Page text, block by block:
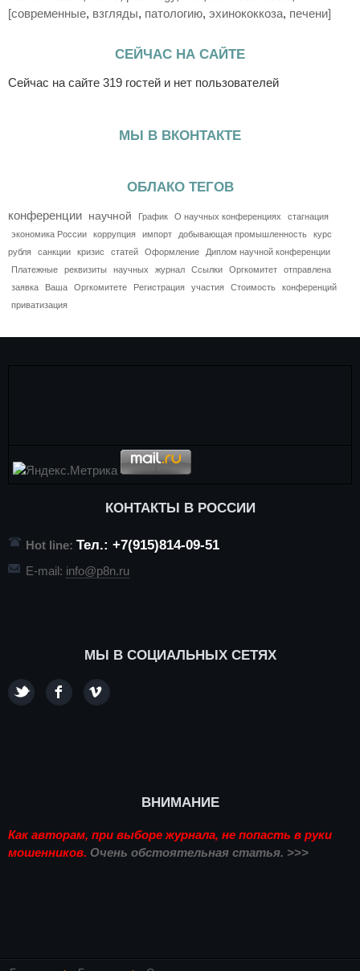
[современные, взгляды, патологию, эхинококкоза, печени]
СЕЙЧАС НА САЙТЕ
Сейчас на сайте 319 гостей и нет пользователей
МЫ В ВКОНТАКТЕ
ОБЛАКО ТЕГОВ
конференции научной График О научных конференциях
стагнация
экономика России
коррупция импорт добывающая промышленность
курс
рубля
санкции кризис статей Оформление
Диплом научной конференции
Платежные
реквизиты научных журнал Ссылки Оргкомитет
отправлена
заявка
Ваша Оргкомитете Регистрация участия Стоимость
конференций
приватизация
КОНТАКТЫ В РОССИИ
Hot line: Тел.: +7(915)814-09-51
E-mail: info@p8n.ru
МЫ В СОЦИАЛЬНЫХ СЕТЯХ
ВНИМАНИЕ
Как авторам, при выборе журнала, не попасть в руки
мошенников. Очень обстоятельная статья. >>>